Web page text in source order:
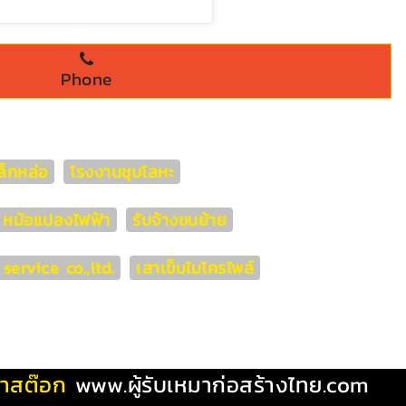
Phone
กหล่อ
โรงงานชุบโลหะ
หม้อแปลงไฟฟ้า
รับจ้างขนย้าย
co.,ltd. เสาเข็มไมโครไพล์
สต๊อก www.ผู้รับเหมาก่อสร้างไทย.com